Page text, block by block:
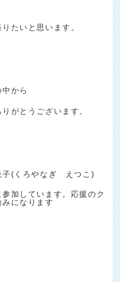
たいと思います。
から
がとうございます。
子(くろやなぎ えつこ)
加しています。応援のク
になります